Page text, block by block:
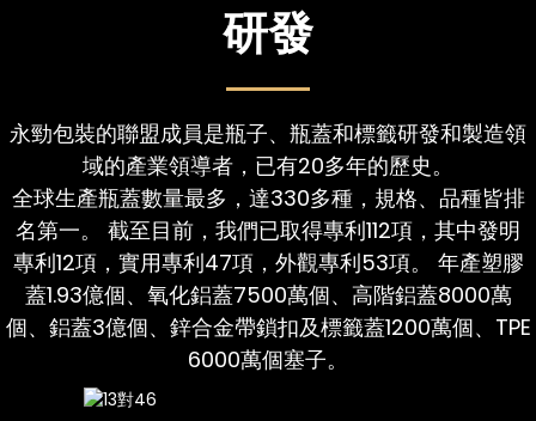
研發
永勁包裝的聯盟成員是瓶子、瓶蓋和標籤研發和製造領
域的產業領導者，已有20多年的歷史。
全球生產瓶蓋數量最多，達330多種，規格、品種皆排
名第一。 截至目前，我們已取得專利112項，其中發明
專利12項，實用專利47項，外觀專利53項。 年產塑膠
蓋1.93億個、氧化鋁蓋7500萬個、高階鋁蓋8000萬
個、鋁蓋3億個、鋅合金帶鎖扣及標籤蓋1200萬個、TPE
6000萬個塞子。